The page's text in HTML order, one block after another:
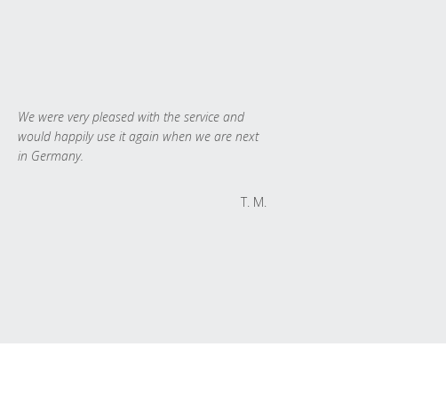
We were very pleased with the service and
would happily use it again when we are next
in Germany.
T. M.